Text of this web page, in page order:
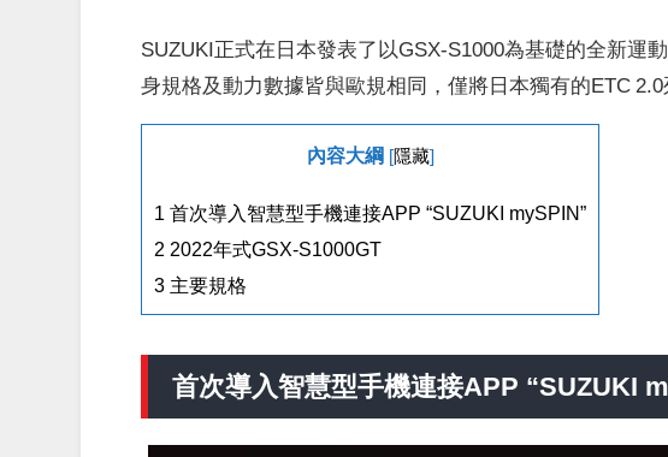
SUZUKI正式在日本發表了以GSX-S1000為基礎的全新運
身規格及動力數據皆與歐規相同，僅將日本獨有的ETC 2.0
內容大綱 隱藏]
1 首次導入智慧型手機連接APP “SUZUKI mySPIN”
2 2022年式GSX-S1000GT
3 主要規格
首次導入智慧型手機連接APP “SUZUKI